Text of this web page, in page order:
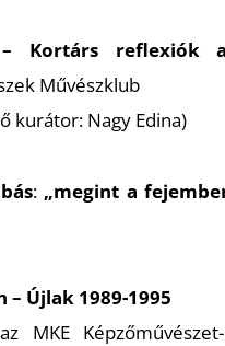
Kortárs reflexiók a
Művészklub
kurátor: Nagy Edina)
: „megint a
Újlak 1989-1995
az MKE